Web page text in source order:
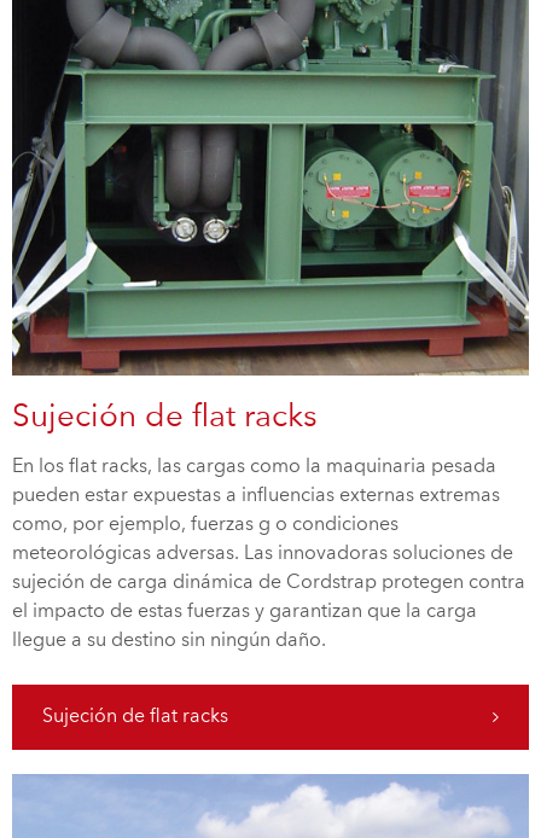
Sujeción de flat racks
En los flat racks, las cargas como la maquinaria pesada
pueden estar expuestas a influencias externas extremas
como, por ejemplo, fuerzas g o condiciones
meteorológicas adversas. Las innovadoras soluciones de
sujeción de carga dinámica de Cordstrap protegen contra
el impacto de estas fuerzas y garantizan que la carga
llegue a su destino sin ningún daño.
Sujeción de flat racks